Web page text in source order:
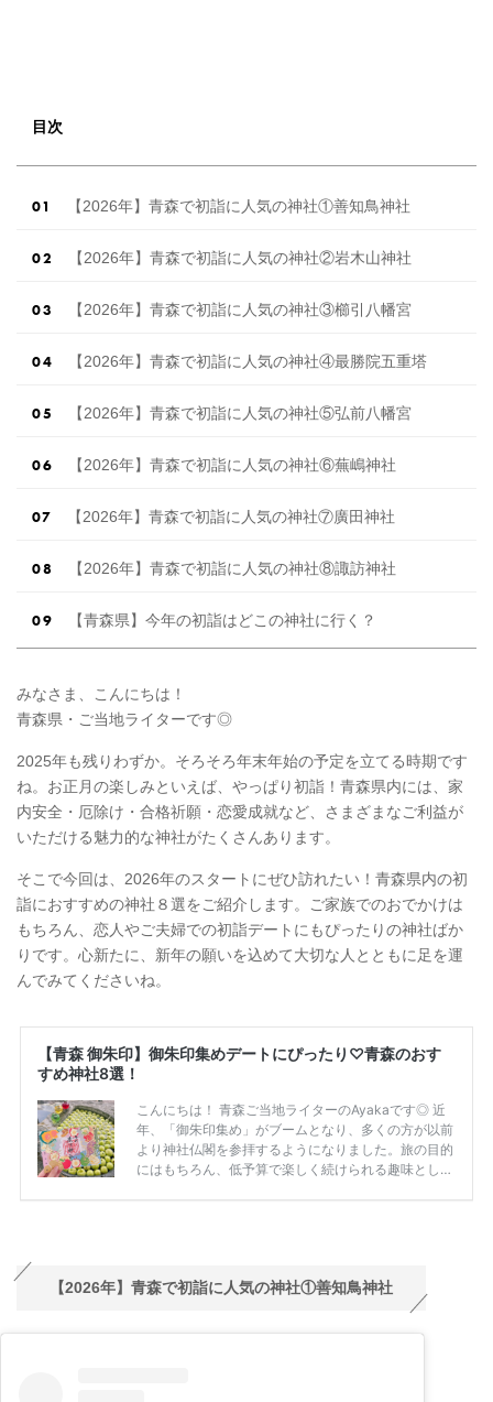
目次
【2026年】青森で初詣に人気の神社①善知鳥神社
【2026年】青森で初詣に人気の神社②岩木山神社
【2026年】青森で初詣に人気の神社③櫛引八幡宮
【2026年】青森で初詣に人気の神社④最勝院五重塔
【2026年】青森で初詣に人気の神社⑤弘前八幡宮
【2026年】青森で初詣に人気の神社⑥蕪嶋神社
【2026年】青森で初詣に人気の神社⑦廣田神社
【2026年】青森で初詣に人気の神社⑧諏訪神社
【青森県】今年の初詣はどこの神社に行く？
みなさま、こんにちは！
青森県・ご当地ライターです◎
2025年も残りわずか。そろそろ年末年始の予定を立てる時期です
ね。お正月の楽しみといえば、やっぱり初詣！青森県内には、家
内安全・厄除け・合格祈願・恋愛成就など、さまざまなご利益が
いただける魅力的な神社がたくさんあります。
そこで今回は、2026年のスタートにぜひ訪れたい！青森県内の初
詣におすすめの神社８選をご紹介します。ご家族でのおでかけは
もちろん、恋人やご夫婦での初詣デートにもぴったりの神社ばか
りです。心新たに、新年の願いを込めて大切な人とともに足を運
んでみてくださいね。
【2026年】青森で初詣に人気の神社①善知鳥神社